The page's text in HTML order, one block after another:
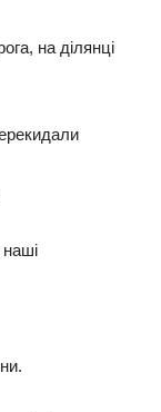
на ділянці